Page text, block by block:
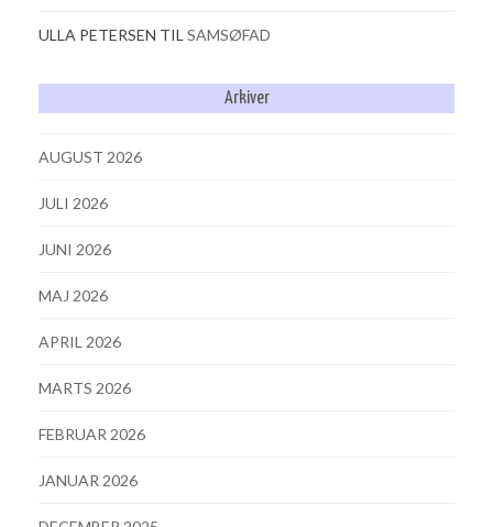
ULLA PETERSEN TIL SAMSØFAD
Arkiver
AUGUST 2026
JULI 2026
JUNI 2026
MAJ 2026
APRIL 2026
MARTS 2026
FEBRUAR 2026
JANUAR 2026